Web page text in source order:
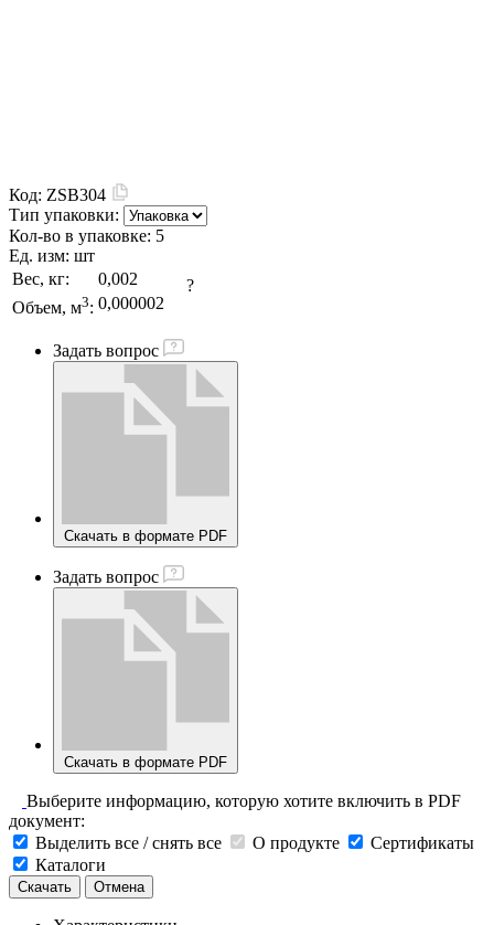
Код: ZSB304
Тип упаковки:
Кол-во в упаковке: 5
Ед. изм: шт
Вес, кг:
0,002
Объем, м3: 0,000002
?
Задать вопрос
Скачать в формате PDF
Задать вопрос
Скачать в формате PDF
Выберите информацию, которую хотите включить в PDF
документ:
Выделить все / снять все
О продукте
Сертификаты
Каталоги
Скачать Отмена